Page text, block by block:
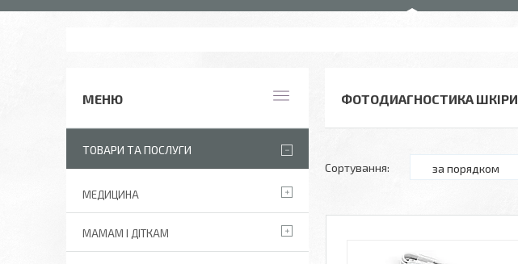
ФОТОДИАГНОСТИКА ШКІРИ
ТОВАРИ ТА ПОСЛУГИ
МЕДИЦИНА
МАМАМ І ДІТКАМ